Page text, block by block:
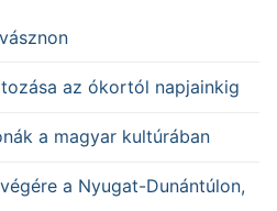
az ókortól napjainkig
a magyar kultúrában
a Nyugat-Dunántúlon,